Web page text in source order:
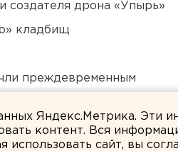
создателя дрона «Упырь»
кладбищ
преждевременным
Яндекс.Метрика. Эти
контент. Вся
использовать сайт, вы